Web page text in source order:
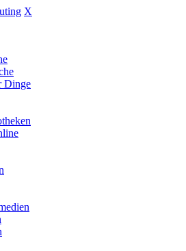
X
Dinge